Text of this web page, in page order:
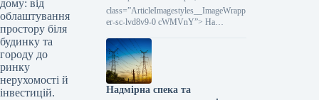
дому: від
облаштування
простору біля
будинку та
городу до
ринку
нерухомості й
інвестицій.
виступатимуть на InvestFest
2026.
class=”ArticleImagestyles__ImageWrapp
er-sc-lvd8v9-0 cWMVnY”> На
експерти з відомих YouTube-каналів
про інвестиції20 серпня відбудеться
Надмірна спека та